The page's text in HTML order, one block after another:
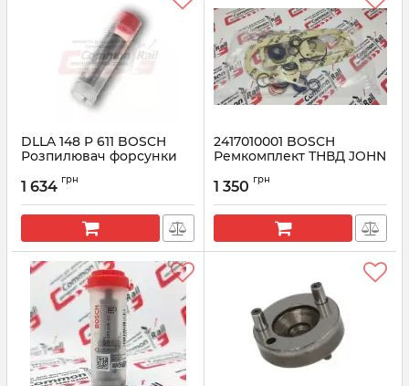
DLLA 148 P 611 BOSCH
Розпилювач форсунки
Артикул:
1 634 грн
2417010001 BOSCH
Ремкомплект ТНВД JOHN
Артикул:
1 350 грн